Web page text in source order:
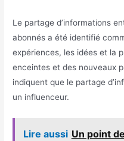
Le partage d’informations
abonnés a été identifié
expériences, les idées et la
enceintes et des nouveaux
indiquent que le partage
un influenceur.
Lire aussi Un point